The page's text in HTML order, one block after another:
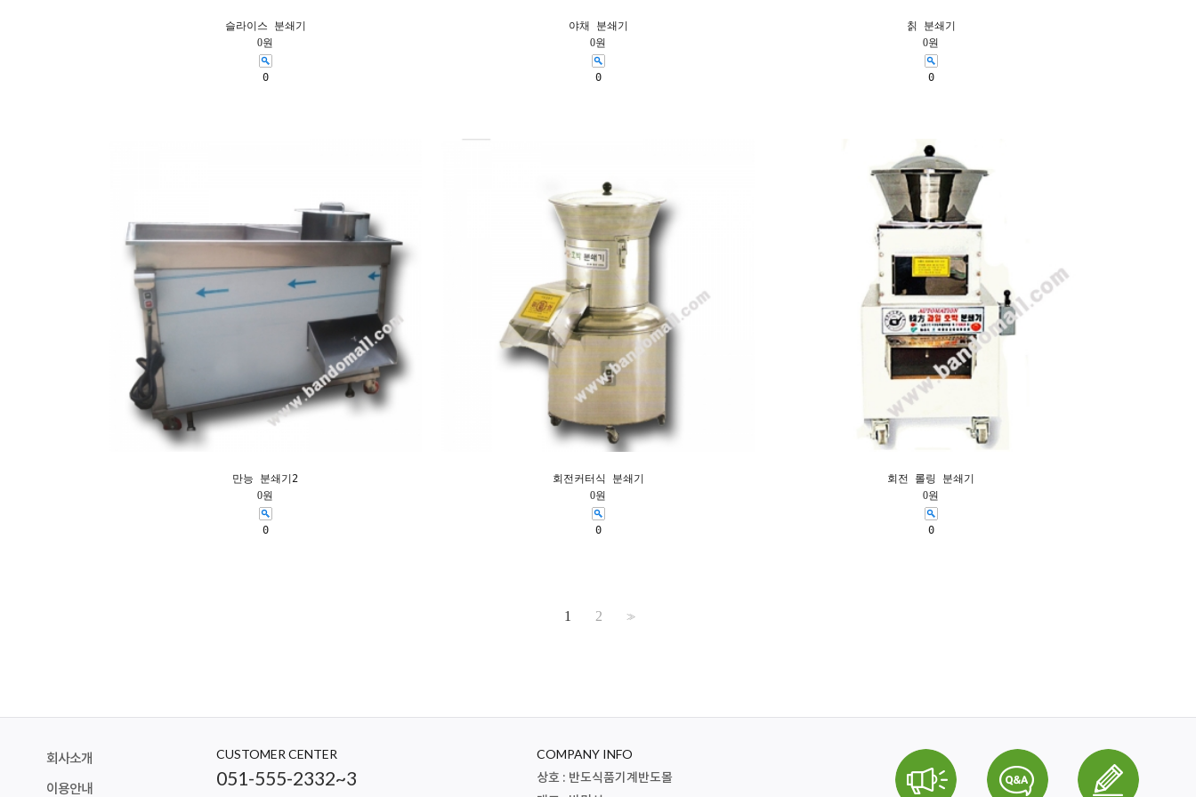
슬라이스 분쇄기
0원
0
야채 분쇄기
0원
0
칡 분쇄기
0원
0
만능 분쇄기2
0원
0
회전커터식 분쇄기
0원
0
회전 롤링 분쇄기
0원
0
1 2 >>
회사소개
이용안내
CUSTOMER CENTER
051-555-2332~3
COMPANY INFO
상호 : 반도식품기계반도몰